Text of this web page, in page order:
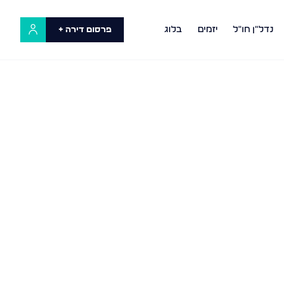
נדל"ן חו"ל יזמים בלוג פרסום דירה +